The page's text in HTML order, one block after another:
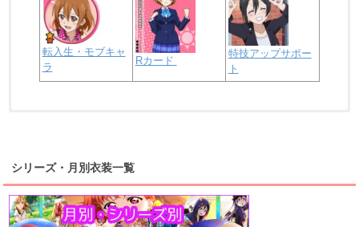
転入生・モブキャ
ラ
Rカード
特技アップサポー
ト
桜内梨子 高海千歌 渡辺曜
上原歩夢 宮下愛 優木せつ菜
シリーズ・月別衣装一覧